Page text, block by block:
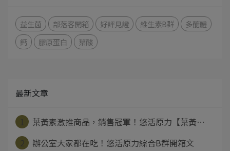
益生菌 部落客開箱 好評見證 維生素B群
多醣體
鈣
膠原蛋白 葉酸
最新文章
葉黃素激推商品，銷售冠軍！悠活原力【葉黃⋯
辦公室大家都在吃！悠活原力綜合B群開箱文